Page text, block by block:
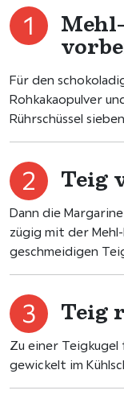
Für den
Rohkakaopulver
Rührschüssel
Teig
Dann die
zügig mit der
geschmeidigen
Teig
Zu einer
gewickelt im